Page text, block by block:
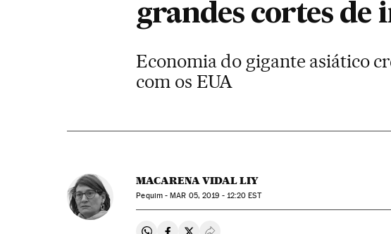
grandes cortes de
Economia do gigante asiático
com os EUA
MACARENA VIDAL LIY
Pequim -MAR 05, 2019 - 12:20 EST